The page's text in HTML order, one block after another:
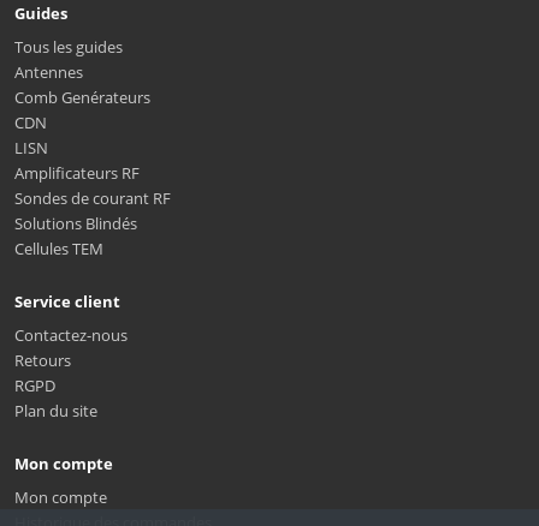
Guides
Tous les guides
Antennes
Comb Genérateurs
CDN
LISN
Amplificateurs RF
Sondes de courant RF
Solutions Blindés
Cellules TEM
Service client
Contactez-nous
Retours
RGPD
Plan du site
Mon compte
Mon compte